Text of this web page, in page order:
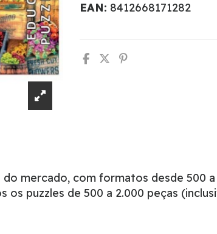
EAN: 8412668171282
mercado, com formatos desde 500
puzzles de 500 a 2.000 peças